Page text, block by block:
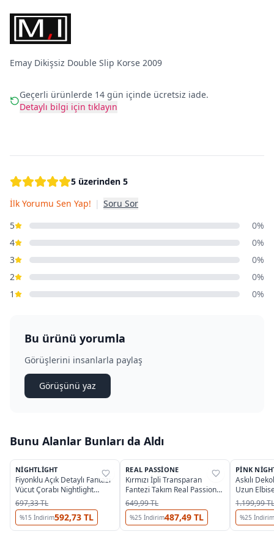
Emay Dikişsiz Double Slip Korse 2009
Geçerli ürünlerde 14 gün içinde ücretsiz iade.
Detaylı bilgi için tıklayın
5 üzerinden 5
İlk Yorumu Sen Yap! | Soru Sor
5
0%
4
0%
3
0%
2
0%
1
0%
Bu ürünü yorumla
Görüşlerini insanlarla paylaş
Görüşünü yaz
Bunu Alanlar Bunları da Aldı
%29
NIGHTLIGHT
Fiyonklu Açık Detaylı Fantazi
Vücut Çorabı Nightlight
5009-1
697,33 TL
%15 İndirim592,73 TL
%58
REAL PASSIONE
Kırmızı İpli Transparan
Fantezi Takım Real Passione
P-03
649,99 TL
%25 İndirim487,49 TL
%55
PINK
Askılı
Uzun
1.199,99 TL
%25 İndirim